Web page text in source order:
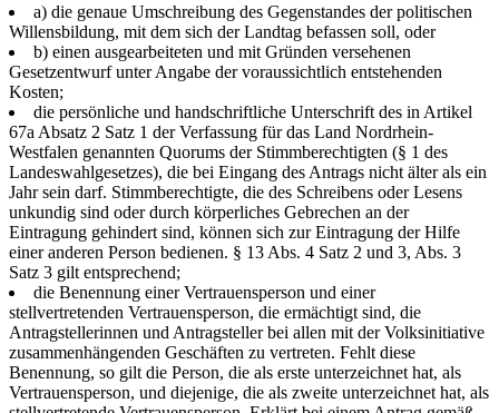
a) die genaue Umschreibung des Gegenstandes der politischen
Willensbildung, mit dem sich der Landtag befassen soll, oder
b) einen ausgearbeiteten und mit Gründen versehenen
Gesetzentwurf unter Angabe der voraussichtlich entstehenden
Kosten;
die persönliche und handschriftliche Unterschrift des in Artikel
67a Absatz 2 Satz 1 der Verfassung für das Land Nordrhein-
Westfalen genannten Quorums der Stimmberechtigten (§ 1 des
Landeswahlgesetzes), die bei Eingang des Antrags nicht älter als ein
Jahr sein darf. Stimmberechtigte, die des Schreibens oder Lesens
unkundig sind oder durch körperliches Gebrechen an der
Eintragung gehindert sind, können sich zur Eintragung der Hilfe
einer anderen Person bedienen. § 13 Abs. 4 Satz 2 und 3, Abs. 3
Satz 3 gilt entsprechend;
die Benennung einer Vertrauensperson und einer
stellvertretenden Vertrauensperson, die ermächtigt sind, die
Antragstellerinnen und Antragsteller bei allen mit der Volksinitiative
zusammenhängenden Geschäften zu vertreten. Fehlt diese
Benennung, so gilt die Person, die als erste unterzeichnet hat, als
Vertrauensperson, und diejenige, die als zweite unterzeichnet hat, als